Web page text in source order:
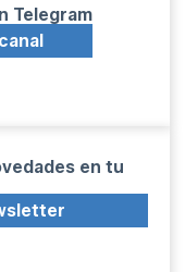
Telegram
en tu